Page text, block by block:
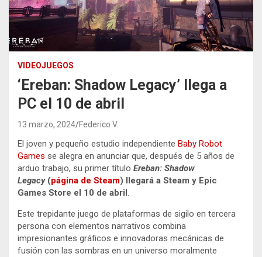
VIDEOJUEGOS
‘Ereban: Shadow Legacy’ llega a
PC el 10 de abril
13 marzo, 2024 Federico V.
El joven y pequeño estudio independiente Baby Robot
Games se alegra en anunciar que, después de 5 años de
arduo trabajo, su primer título Ereban: Shadow
Legacy (página de Steam) llegará a Steam y Epic
Games Store el 10 de abril .
Este trepidante juego de plataformas de sigilo en tercera
persona con elementos narrativos combina
impresionantes gráficos e innovadoras mecánicas de
fusión con las sombras en un universo moralmente